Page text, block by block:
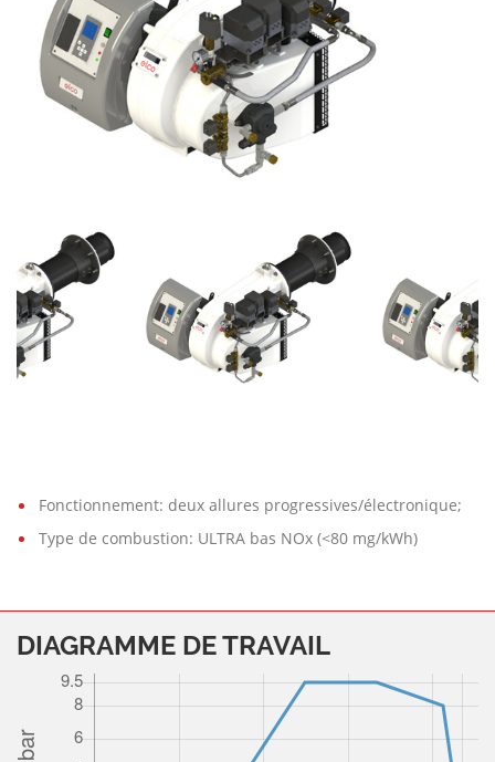
Fonctionnement: deux allures progressives/électronique;
Type de combustion: ULTRA bas NOx (<80 mg/kWh)
DIAGRAMME DE TRAVAIL